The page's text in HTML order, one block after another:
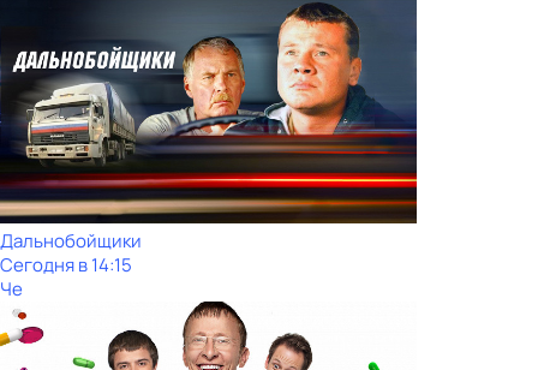
Дальнобойщики
Сегодня в 14:15
Че